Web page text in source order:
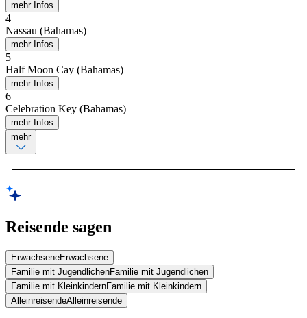
mehr Infos
4
Nassau (Bahamas)
mehr Infos
5
Half Moon Cay (Bahamas)
mehr Infos
6
Celebration Key (Bahamas)
mehr Infos
mehr
Reisende sagen
ErwachseneErwachsene
Familie mit JugendlichenFamilie mit Jugendlichen
Familie mit KleinkindernFamilie mit Kleinkindern
AlleinreisendeAlleinreisende